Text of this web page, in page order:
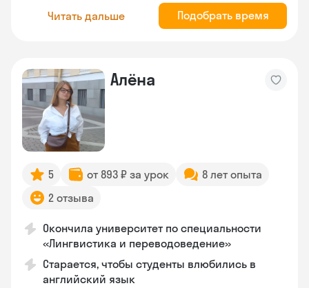
Читать дальше Подобрать время
Алёна
5 от 893 ₽ за урок
8 лет опыта
2 отзыва
Окончила университет по специальности
«Лингвистика и переводоведение»
Старается, чтобы студенты влюбились в
английский язык